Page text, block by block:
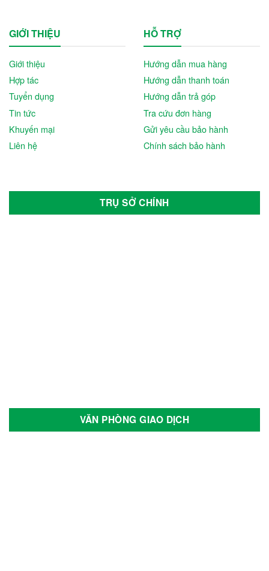
TCSN
Tesla
Tia Sáng
Veloce
Vespa
GIỚI THIỆU
Giới thiệu
Hợp tác
Tuyển dụng
Tin tức
Khuyến mại
Liên hệ
HỖ TRỢ
Hướng dẫn mua hàng
Hướng dẫn thanh toán
Hướng dẫn trả góp
Tra cứu đơn hàng
Gửi yêu cầu bảo hành
Chính sách bảo hành
TRỤ SỞ CHÍNH
VĂN PHÒNG GIAO DỊCH